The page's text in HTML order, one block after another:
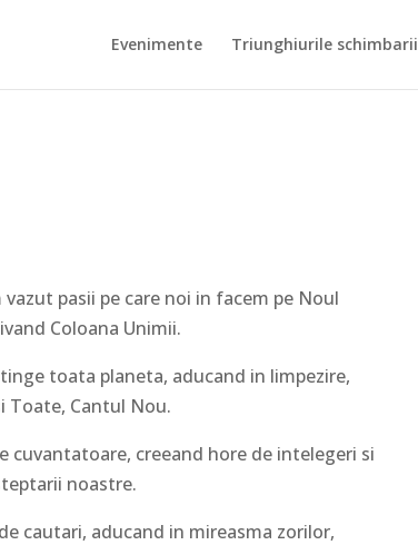
Evenimente Triunghiurile schimbarii
pasii pe care noi in facem pe Noul
Coloana Unimii.
toata planeta, aducand in limpezire,
Toate, Cantul Nou.
creeand hore de intelegeri si
noastre.
cautari, aducand in mireasma zorilor,